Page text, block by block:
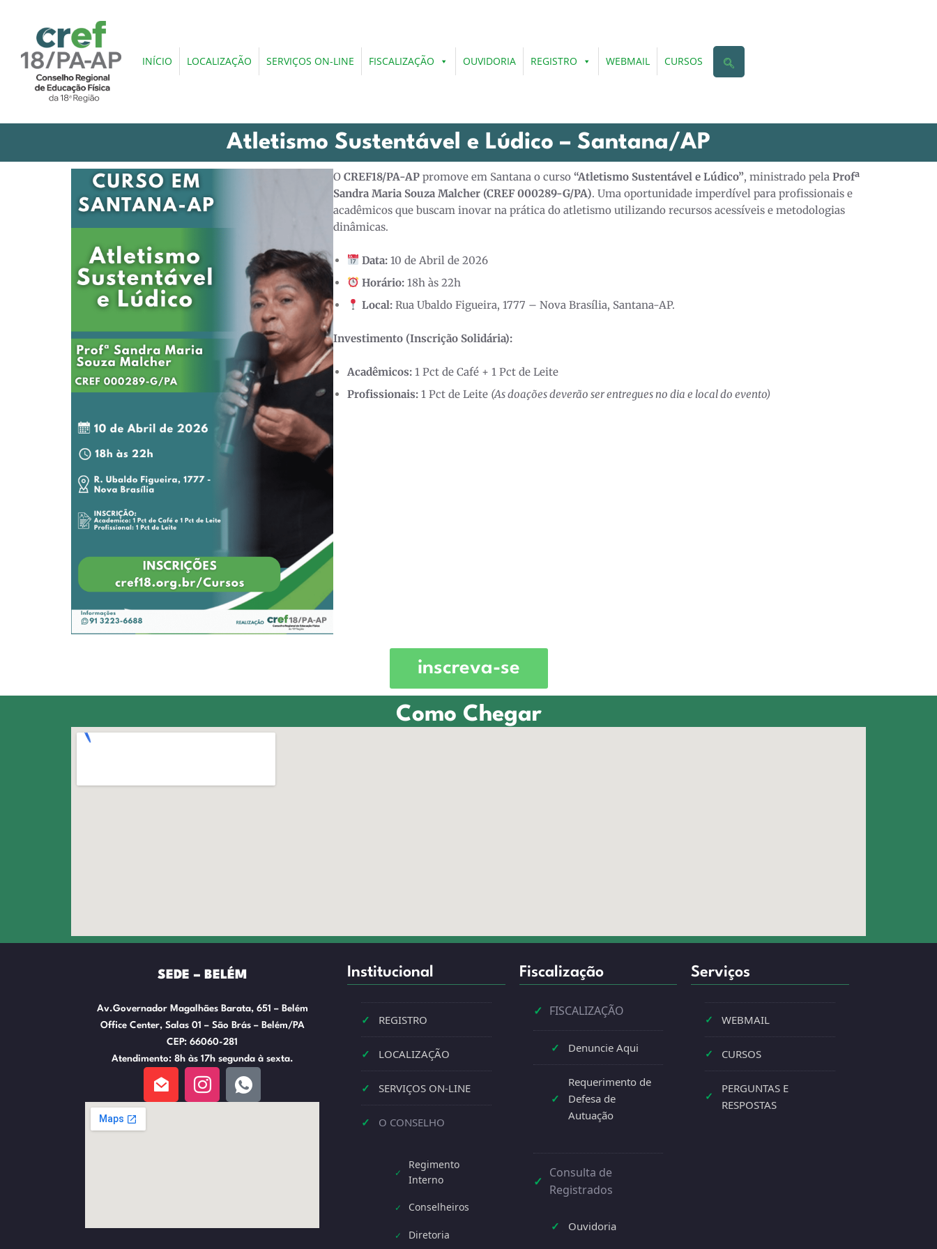
INÍCIO LOCALIZAÇÃO SERVIÇOS ON-LINE FISCALIZAÇÃO OUVIDORIA REGISTRO WEBMAIL CURSOS
Atletismo Sustentável e Lúdico – Santana/AP
OCREF18/PA-AP promove em Santana o curso“Atletismo Sustentável e Lúdico”, ministrado pelaProfª
Sandra Maria Souza Malcher (CREF 000289-G/PA). Uma oportunidade imperdível para profissionais e
acadêmicos que buscam inovar na prática do atletismo utilizando recursos acessíveis e metodologias
dinâmicas.
Data: 10 de Abril de 2026
Horário: 18h às 22h
Local: Rua Ubaldo Figueira, 1777 – Nova Brasília, Santana-AP.
Investimento (Inscrição Solidária):
Acadêmicos: 1 Pct de Café + 1 Pct de Leite
Profissionais: 1 Pct de Leite (As doações deverão ser entregues no dia e local do evento)
inscreva-se
Como Chegar
SEDE – BELÉM
Av.Governador Magalhães Barata, 651 – Belém
Office Center, Salas 01 – São Brás – Belém/PA
CEP: 66060-281
Atendimento: 8h às 17h segunda à sexta.
Institucional
✓ REGISTRO
✓ LOCALIZAÇÃO
✓ SERVIÇOS ON-LINE
✓ O CONSELHO
✓
Regimento
Interno
✓ Conselheiros
✓ Diretoria
Fiscalização
✓ FISCALIZAÇÃO
✓ Denuncie Aqui
✓
Requerimento de
Defesa de
Autuação
✓
Consulta de
Registrados
✓ Ouvidoria
Serviços
✓ WEBMAIL
✓ CURSOS
✓
PERGUNTAS E
RESPOSTAS